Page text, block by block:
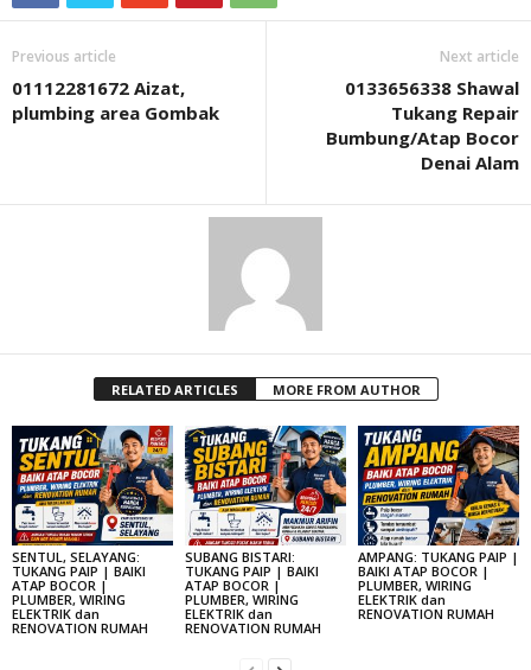
Previous article
01112281672 Aizat,
plumbing area Gombak
Next article
0133656338 Shawal
Tukang Repair
Bumbung/Atap Bocor
Denai Alam
RELATED ARTICLES MORE FROM AUTHOR
SENTUL, SELAYANG:
TUKANG PAIP | BAIKI
ATAP BOCOR |
PLUMBER, WIRING
ELEKTRIK dan
RENOVATION RUMAH
SUBANG BISTARI:
TUKANG PAIP | BAIKI
ATAP BOCOR |
PLUMBER, WIRING
ELEKTRIK dan
RENOVATION RUMAH
AMPANG: TUKANG PAIP |
BAIKI ATAP BOCOR |
PLUMBER, WIRING
ELEKTRIK dan
RENOVATION RUMAH